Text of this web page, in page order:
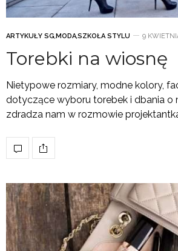
ARTYKUŁY SG,MODA,SZKOŁA STYLU 9
Torebki na wiosnę
Nietypowe rozmiary, modne kolory,
dotyczące wyboru torebek i dbania o
zdradza nam w rozmowie